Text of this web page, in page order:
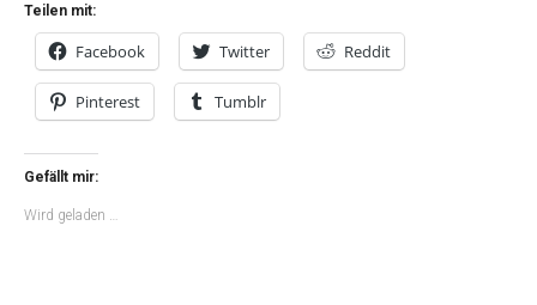
Teilen mit:
Facebook Twitter Reddit
Pinterest Tumblr
Gefällt mir:
Wird geladen …